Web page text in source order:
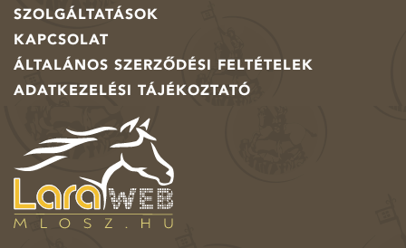
SZOLGÁLTATÁSOK
KAPCSOLAT
ÁLTALÁNOS SZERZŐDÉSI FELTÉTELEK
ADATKEZELÉSI TÁJÉKOZTATÓ